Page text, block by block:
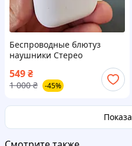
Беспроводные блютуз
наушники Стерео
Гарнитура Hoco EW02 Plus
549₴
1 000 ₴ -45%